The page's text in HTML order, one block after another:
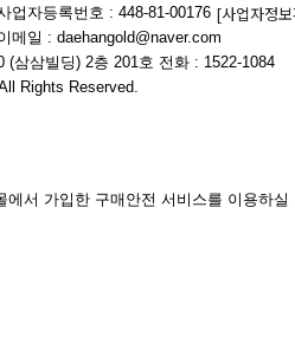
업자등록번호 : 448-81-00176 [사업자정
메일 : daehangold@naver.com
삼삼빌딩) 2층 201호 전화 : 1522-1084
Rights Reserved.
서 가입한 구매안전 서비스를 이용하실